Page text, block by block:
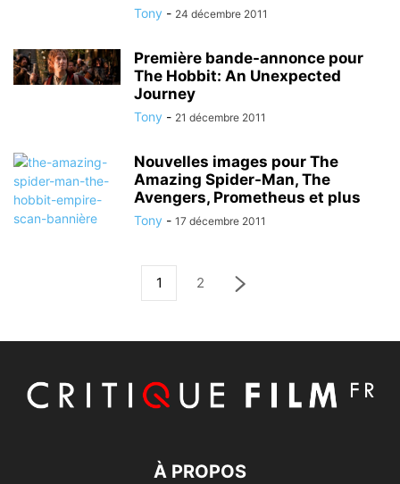
Tony - 24 décembre 2011
Première bande-annonce pour
The Hobbit: An Unexpected
Journey
Tony - 21 décembre 2011
Nouvelles images pour The
Amazing Spider-Man, The
Avengers, Prometheus et plus
Tony - 17 décembre 2011
1 2
À PROPOS